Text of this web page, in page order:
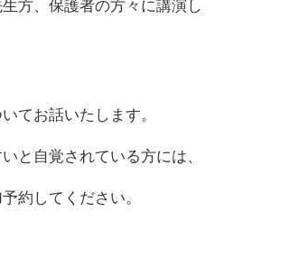
方、保護者の方々に講演し
てお話いたします。
と自覚されている方には、
約してください。